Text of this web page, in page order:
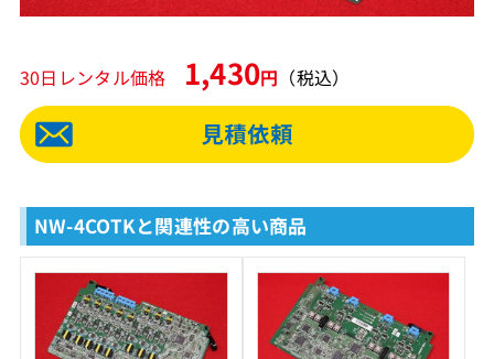
30日レンタル価格 1,430円 （税込）
NW-4COTKと関連性の高い商品